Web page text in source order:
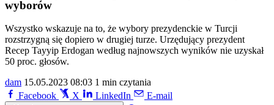
wyborów
Wszystko wskazuje na to, że wybory prezydenckie w Turcji
rozstrzygną się dopiero w drugiej turze. Urzędujący prezydent
Recep Tayyip Erdogan według najnowszych wyników nie uzyskał
50 proc. głosów.
dam 15.05.2023 08:03 1 min czytania
Facebook
X LinkedIn E-mail